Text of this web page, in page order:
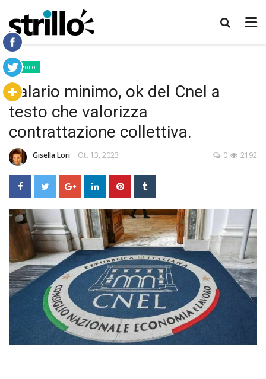
Lavoro
Salario minimo, ok del Cnel a
testo che valorizza
contrattazione collettiva.
Gisella Lori Ott 13, 2023 2192
0